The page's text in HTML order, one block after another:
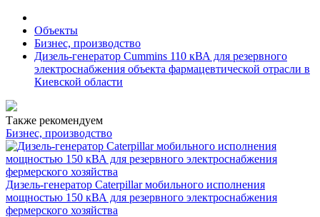
Объекты
Бизнес, производство
Дизель-генератор Cummins 110 кВА для резервного
электроснабжения объекта фармацевтической отрасли в
Киевской области
Также рекомендуем
Бизнес, производство
Дизель-генератор Caterpillar мобильного исполнения
мощностью 150 кВА для резервного электроснабжения
фермерского хозяйства